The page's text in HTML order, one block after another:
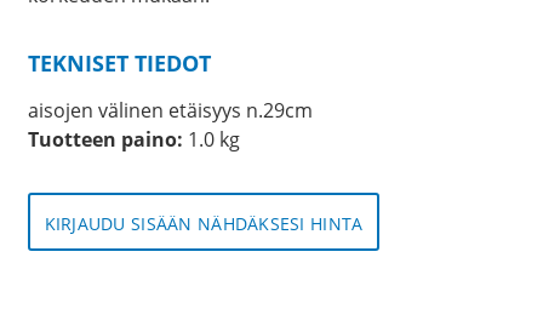
TEKNISET TIEDOT
aisojen välinen etäisyys n.29cm
Tuotteen paino: 1.0 kg
KIRJAUDU SISÄÄN NÄHDÄKSESI HINTA